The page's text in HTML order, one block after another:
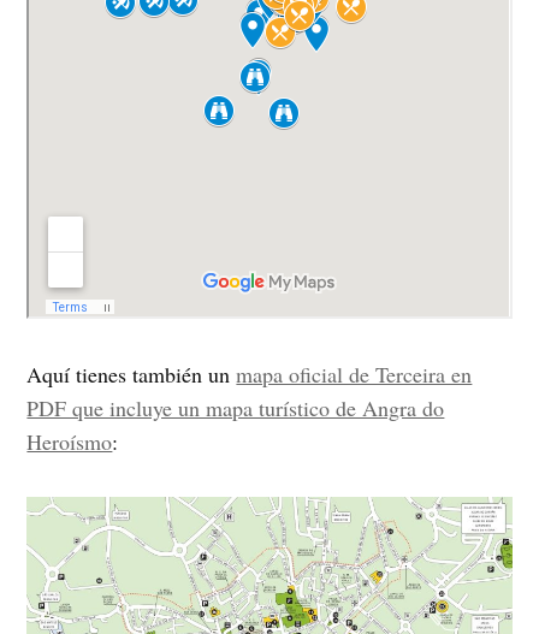
Aquí tienes también unmapa oficial de Terceira en
PDF que incluye un mapa turístico de Angra do
Heroísmo: